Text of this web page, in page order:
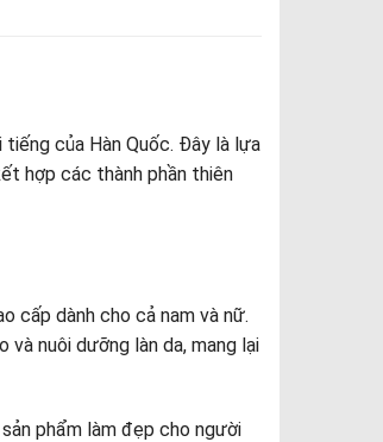
của Hàn Quốc. Đây là lựa
hợp các thành phần thiên
cấp dành cho cả nam và nữ.
nuôi dưỡng làn da, mang lại
phẩm làm đẹp cho người